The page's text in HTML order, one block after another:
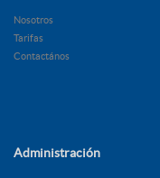
Nosotros
Tarifas
Contactános
Administración